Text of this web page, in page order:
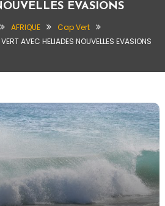
EVASIONS
AFRIQUE
Cap Vert
AVEC HELIADES NOUVELLES EVASIONS